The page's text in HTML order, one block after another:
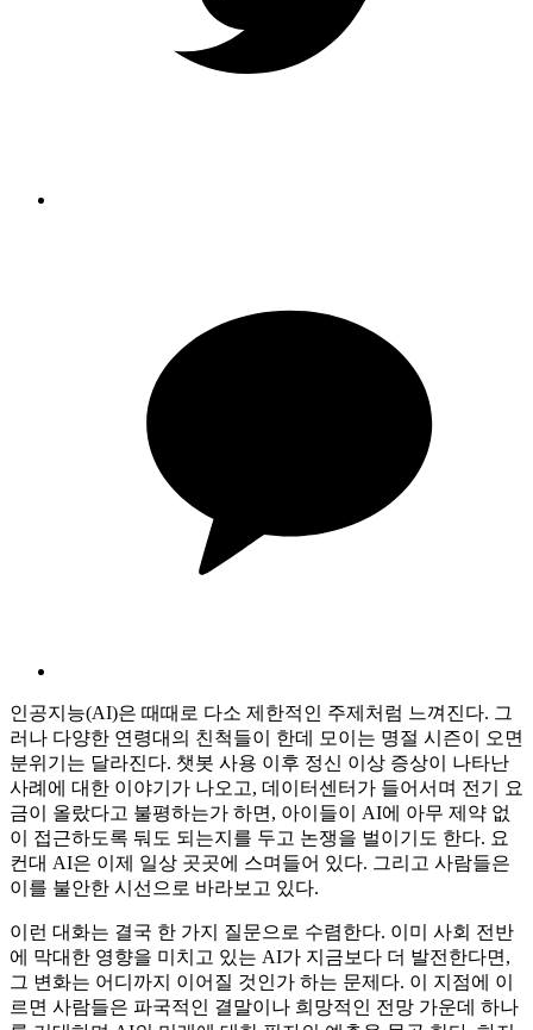
인공지능(AI)은 때때로 다소 제한적인 주제처럼 느껴진다. 그
러나 다양한 연령대의 친척들이 한데 모이는 명절 시즌이 오면
분위기는 달라진다. 챗봇 사용 이후 정신 이상 증상이 나타난
사례에 대한 이야기가 나오고, 데이터센터가 들어서며 전기 요
금이 올랐다고 불평하는가 하면, 아이들이 AI에 아무 제약 없
이 접근하도록 둬도 되는지를 두고 논쟁을 벌이기도 한다. 요
컨대 AI은 이제 일상 곳곳에 스며들어 있다. 그리고 사람들은
이를 불안한 시선으로 바라보고 있다.
이런 대화는 결국 한 가지 질문으로 수렴한다. 이미 사회 전반
에 막대한 영향을 미치고 있는 AI가 지금보다 더 발전한다면,
그 변화는 어디까지 이어질 것인가 하는 문제다. 이 지점에 이
르면 사람들은 파국적인 결말이나 희망적인 전망 가운데 하나